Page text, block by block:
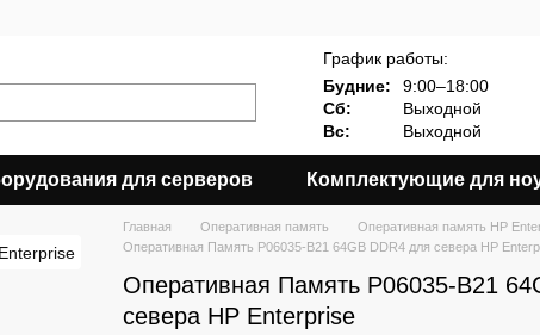
График работы:
Будние:
9:00–18:00
Сб:
Выходной
Вс:
Выходной
для серверов Комплектующие для
Главная Оперативная память
Оперативная память HP
Оперативная Память P06035-B21 64GB DDR4 для севера HP
Оперативная Память P06035-B21
севера HP Enterprise